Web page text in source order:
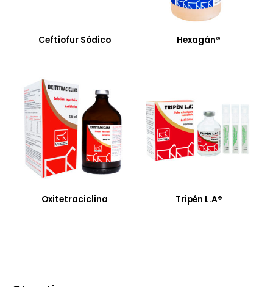
Ceftiofur Sódico Hexagán®
Oxitetraciclina Tripén L.A®